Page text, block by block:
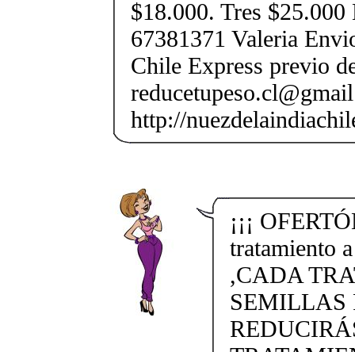
$18.000. Tres
67381371 Valeria
Chile Express previo
http://
¡¡¡
tratamiento
,CADA
SEMILLAS